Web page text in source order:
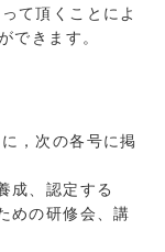
て頂くことによ
できます。
，次の各号に掲
成、認定する
めの研修会、講